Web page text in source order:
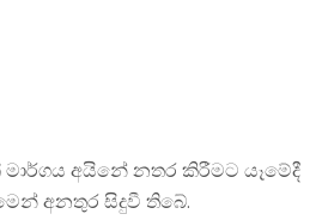
අයිනේ නතර කිරීමට යෑමේදී
අනතුර සිදුවී තිබේ.